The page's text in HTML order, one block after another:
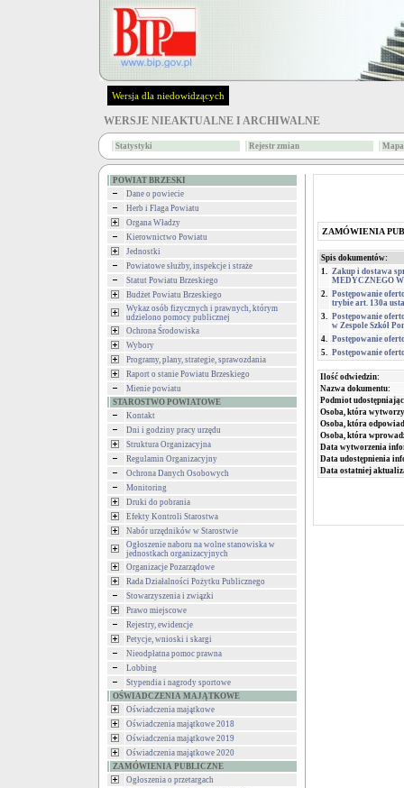
Wersja dla niedowidzących
WERSJE NIEAKTUALNE I ARCHIWALNE
Statystyki Rejestr zmian
POWIAT BRZESKI
Dane o powiecie
Herb i Flaga Powiatu
Organa Władzy
Kierownictwo Powiatu
Jednostki
Powiatowe służby, inspekcje i straże
Statut Powiatu Brzeskiego
Budżet Powiatu Brzeskiego
Wykaz osób fizycznych i prawnych, którym
udzielono pomocy publicznej
Ochrona Środowiska
Wybory
Programy, plany, strategie, sprawozdania
Raport o stanie Powiatu Brzeskiego
Mienie powiatu
STAROSTWO POWIATOWE
Kontakt
Dni i godziny pracy urzędu
Struktura Organizacyjna
Regulamin Organizacyjny
Ochrona Danych Osobowych
Monitoring
Druki do pobrania
Efekty Kontroli Starostwa
Nabór urzędników w Starostwie
Ogłoszenie naboru na wolne stanowiska w
jednostkach organizacyjnych
Organizacje Pozarządowe
Rada Działalności Pożytku Publicznego
Stowarzyszenia i związki
Prawo miejscowe
Rejestry, ewidencje
Petycje, wnioski i skargi
Nieodpłatna pomoc prawna
Lobbing
Stypendia i nagrody sportowe
OŚWIADCZENIA MAJĄTKOWE
Oświadczenia majątkowe
Oświadczenia majątkowe 2018
Oświadczenia majątkowe 2019
Oświadczenia majątkowe 2020
ZAMÓWIENIA PUBLICZNE
Ogłoszenia o przetargach
ZAMÓWIENIA
Spis dokumentów:
1. Zakup i dostawa
MEDYCZNEGO
2. Postępowanie
trybie art. 130a
3. Postępowanie
w Zespole Szkół
4. Postępowanie
5. Postępowanie
Ilość odwiedzin:
Nazwa dokumentu:
Podmiot
Osoba, która
Osoba, która
Osoba, która
Data wytworzenia
Data udostępnienia
Data ostatniej